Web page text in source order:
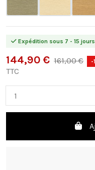
Expédition sous 7 - 15 jours
144,90 € 161,00 € -
TTC